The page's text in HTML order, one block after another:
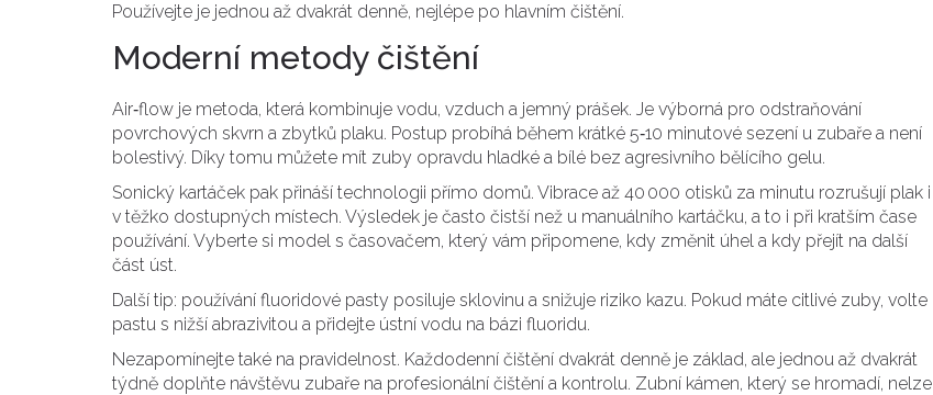
Používejte je jednou až dvakrát denně, nejlépe po hlavním čištění.
Moderní metody čištění
Air‑flow je metoda, která kombinuje vodu, vzduch a jemný prášek. Je výborná pro odstraňování
povrchových skvrn a zbytků plaku. Postup probíhá během krátké 5‑10 minutové sezení u zubaře a není
bolestivý. Díky tomu můžete mít zuby opravdu hladké a bílé bez agresivního bělícího gelu.
Sonický kartáček pak přináší technologii přímo domů. Vibrace až 40 000 otisků za minutu rozrušují plak i
v těžko dostupných místech. Výsledek je často čistší než u manuálního kartáčku, a to i při kratším čase
používání. Vyberte si model s časovačem, který vám připomene, kdy změnit úhel a kdy přejít na další
část úst.
Další tip: používání fluoridové pasty posiluje sklovinu a snižuje riziko kazu. Pokud máte citlivé zuby, volte
pastu s nižší abrazivitou a přidejte ústní vodu na bázi fluoridu.
Nezapomínejte také na pravidelnost. Každodenní čištění dvakrát denně je základ, ale jednou až dvakrát
týdně doplňte návštěvu zubaře na profesionální čištění a kontrolu. Zubní kámen, který se hromadí, nelze